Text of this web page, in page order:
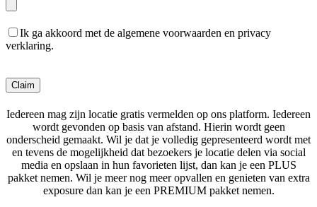
Ik ga akkoord met de algemene voorwaarden en privacy
verklaring.
Iedereen mag zijn locatie gratis vermelden op ons platform. Iedereen
wordt gevonden op basis van afstand. Hierin wordt geen
onderscheid gemaakt. Wil je dat je volledig gepresenteerd wordt met
en tevens de mogelijkheid dat bezoekers je locatie delen via social
media en opslaan in hun favorieten lijst, dan kan je een PLUS
pakket nemen. Wil je meer nog meer opvallen en genieten van extra
exposure dan kan je een PREMIUM pakket nemen.